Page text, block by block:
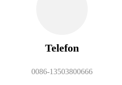
Telefon
0086-13503800666